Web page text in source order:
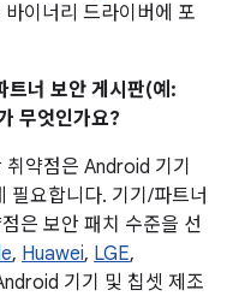
이너리 드라이버에 포
트너 보안 게시판(예:
무엇인가요?
약점은 Android 기기
필요합니다. 기기/파트너
은 보안 패치 수준을 선
, Huawei, LGE,
기기 및 칩셋 제조